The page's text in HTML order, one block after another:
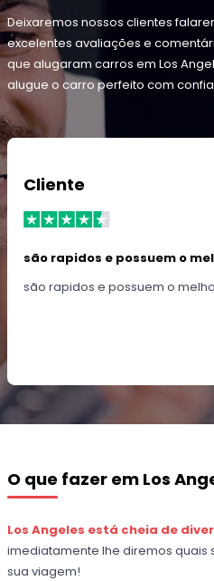
Deixaremos nossos clientes
excelentes avaliações e
que alugaram carros em Los
alugue o carro perfeito com
Cliente
são rapidos e possuem o
são rapidos e possuem o
O que fazer em Los
Los Angeles está cheia de
imediatamente lhe diremos quais
sua viagem!